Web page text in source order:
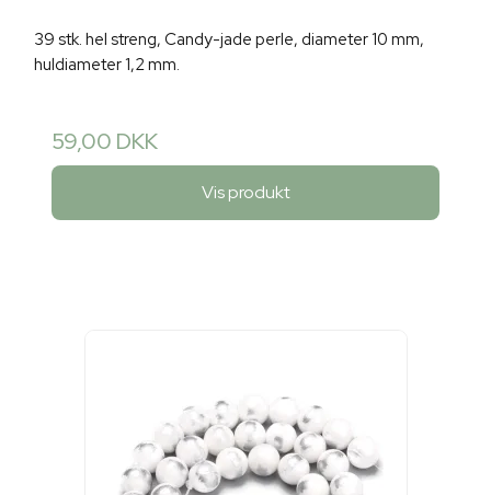
39 stk. hel streng, Candy-jade perle, diameter 10 mm,
huldiameter 1,2 mm.
59,00 DKK
Vis produkt